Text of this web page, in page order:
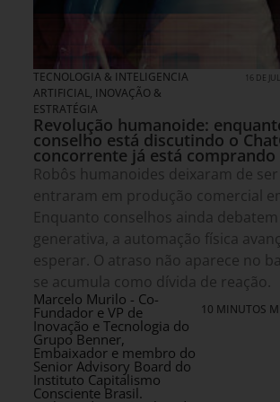
TECNOLOGIA & INTELIGENCIA
ARTIFICIAL, INOVAÇÃO &
ESTRATÉGIA
16 DE
Revolução humanoide:
conselho está discutindo o
concorrente já está comprando
Robôs humanoides deixaram de
entraram em produção comercial
Enquanto conselhos ainda debatem
generativa, a automação física
esperar. O atraso não aparece no
se acumula como dívida de reação.
Marcelo Murilo - Co-
Fundador e VP de
Inovação e Tecnologia do
Grupo Benner,
Embaixador e membro do
Senior Advisory Board do
Instituto Capitalismo
Consciente Brasil.
10 MINUTOS